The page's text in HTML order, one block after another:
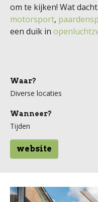
om te kijken! Wat
motorsport,
een duik in
Waar?
Diverse locaties
Wanneer?
Tijden
website